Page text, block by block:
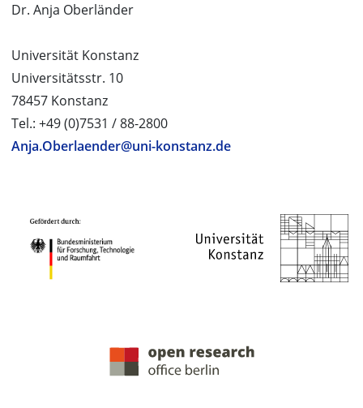
Dr. Anja Oberländer
Universität Konstanz
Universitätsstr. 10
78457 Konstanz
Tel.: +49 (0)7531 / 88-2800
Anja.Oberlaender@uni-konstanz.de